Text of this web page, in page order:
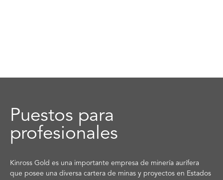
Puestos para
profesionales
Kinross Gold es una importante empresa de minería aurífera
que posee una diversa cartera de minas y proyectos en Estados